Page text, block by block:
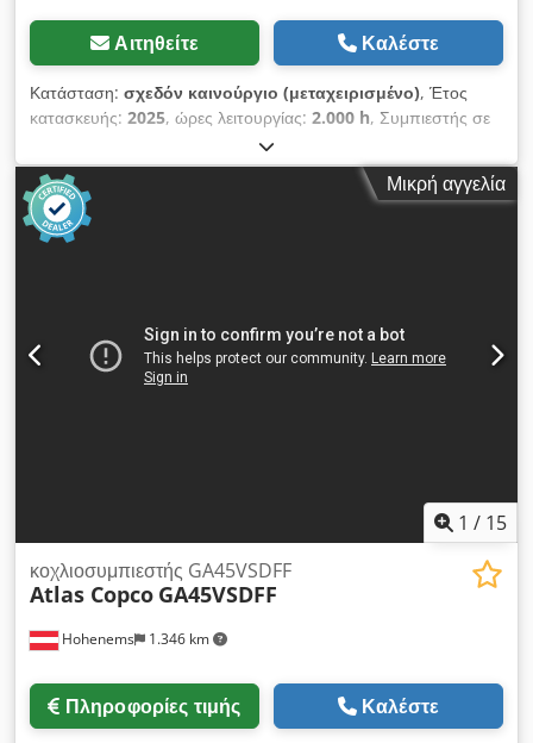
Αιτηθείτε Καλέστε
Κατάσταση: σχεδόν καινούργιο (μεταχειρισμένο), Έτος
κατασκευής: 2025, ώρες λειτουργίας: 2.000 h, Συμπιεστής σε
κατάσταση σαν καινούργιος (εκθεσιακός συμπιεστής), μόνο
2.000 ώρες λειτουργίας. Είμαστε επίσημοι αντιπρόσωποι. Τιμή
καταλόγου καινούργιου: 32.074 ευρώ. Κύρια χαρακτηριστικά:
Μέγιστη πίεση: 10 bar Dkjdpfezdf Iyox Am Der Ισχύς: 15kW /
20 HP Παροχή: 2.940 λίτρα/λεπτό
Μικρή αγγελία
1 / 15
Hohenems 1.346 km
κοχλιοσυμπιεστής GA45VSDFF
Atlas Copco GA45VSDFF
Πληροφορίες τιμής Καλέστε